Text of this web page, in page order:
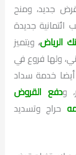
جديد، ومنح
20 راتبًا استخلاص 22 رواتب ائتمانية جديدة
الرياض، ويتميز
ولها فروع في
خدمة سداد
ودفع القروض
حراج وتسديد